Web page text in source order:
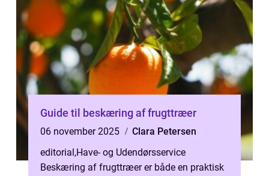
Guide til beskæring af frugttræer
06 november 2025
Clara Petersen
editorial,Have- og Udendørsservice
Beskæring af frugttræer er både en praktisk